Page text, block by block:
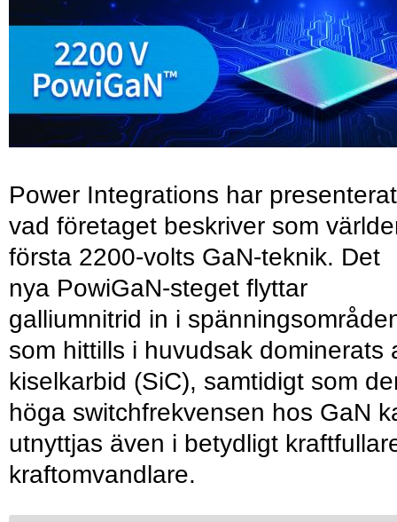
Power Integrations har presenterat
vad företaget beskriver som
första 2200-volts GaN-teknik. Det
nya PowiGaN-steget flyttar
galliumnitrid in i
som hittills i huvudsak dominerats
kiselkarbid (SiC), samtidigt som
höga switchfrekvensen hos GaN
utnyttjas även i betydligt
kraftomvandlare.